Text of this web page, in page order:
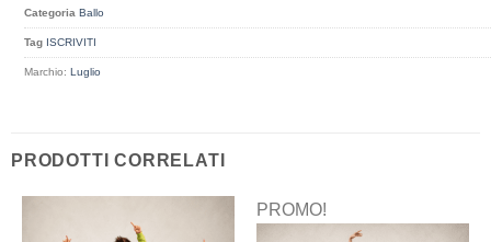
Categoria Ballo
Tag ISCRIVITI
Marchio:Luglio
PRODOTTI CORRELATI
PROMO!